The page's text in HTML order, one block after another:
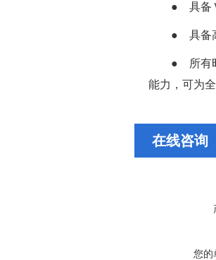
● 具备
● 具备
● 所有
能力，可为
在线咨询
您的